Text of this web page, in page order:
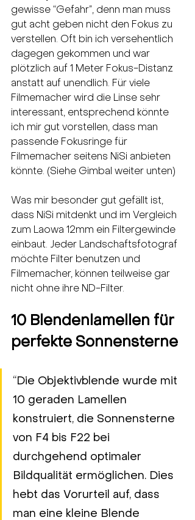
gewisse “Gefahr”, denn man muss
gut acht geben nicht den Fokus zu
verstellen. Oft bin ich versehentlich
dagegen gekommen und war
plötzlich auf 1 Meter Fokus-Distanz
anstatt auf unendlich. Für viele
Filmemacher wird die Linse sehr
interessant, entsprechend könnte
ich mir gut vorstellen, dass man
passende Fokusringe für
Filmemacher seitens NiSi anbieten
könnte. (Siehe Gimbal weiter unten)
Was mir besonder gut gefällt ist,
dass NiSi mitdenkt und im Vergleich
zum Laowa 12mm ein Filtergewinde
einbaut. Jeder Landschaftsfotograf
möchte Filter benutzen und
Filmemacher, können teilweise gar
nicht ohne ihre ND-Filter.
10 Blendenlamellen für
perfekte Sonnensterne
“Die Objektivblende wurde mit
10 geraden Lamellen
konstruiert, die Sonnensterne
von F4 bis F22 bei
durchgehend optimaler
Bildqualität ermöglichen. Dies
hebt das Vorurteil auf, dass
man eine kleine Blende